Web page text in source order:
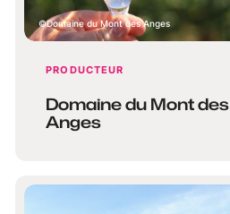
Domaine du Mont des Anges
PRODUCTEUR
Domaine du Mont des
Anges